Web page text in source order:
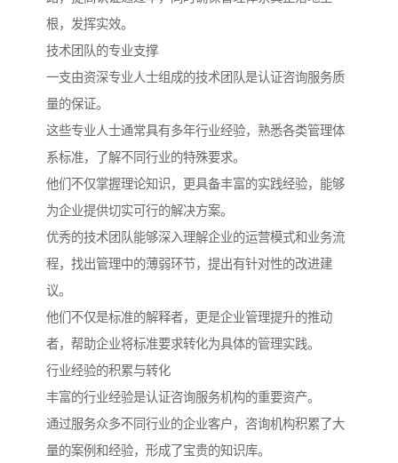
根，发挥实效。
技术团队的专业支撑
一支由资深专业人士组成的技术团队是认证咨询服务质
量的保证。
这些专业人士通常具有多年行业经验，熟悉各类管理体
系标准，了解不同行业的特殊要求。
他们不仅掌握理论知识，更具备丰富的实践经验，能够
为企业提供切实可行的解决方案。
优秀的技术团队能够深入理解企业的运营模式和业务流
程，找出管理中的薄弱环节，提出有针对性的改进建
议。
他们不仅是标准的解释者，更是企业管理提升的推动
者，帮助企业将标准要求转化为具体的管理实践。
行业经验的积累与转化
丰富的行业经验是认证咨询服务机构的重要资产。
通过服务众多不同行业的企业客户，咨询机构积累了大
量的案例和经验，形成了宝贵的知识库。